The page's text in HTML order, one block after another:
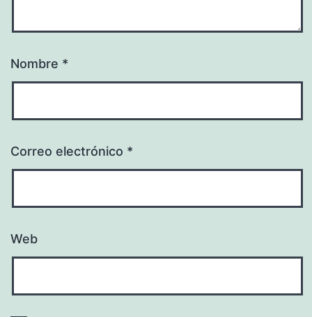
Nombre *
Correo electrónico *
Web